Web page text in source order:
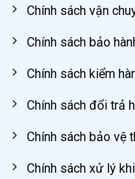
Chính sách vận
Chính sách bảo
Chính sách kiểm
Chính sách đổi trả
Chính sách bảo vệ
Chính sách xử lý